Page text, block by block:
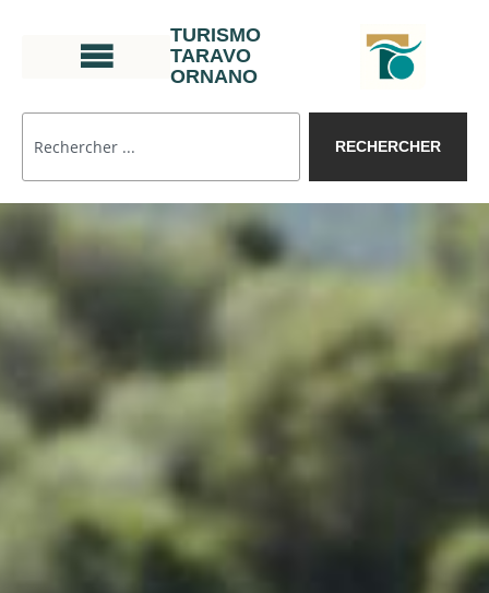
TURISMO
TARAVO
ORNANO
RECHERCHER